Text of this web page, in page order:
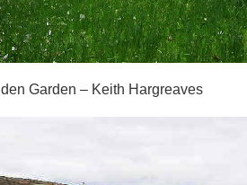
Garden – Keith Hargreaves